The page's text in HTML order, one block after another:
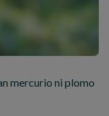
mercurio ni plomo